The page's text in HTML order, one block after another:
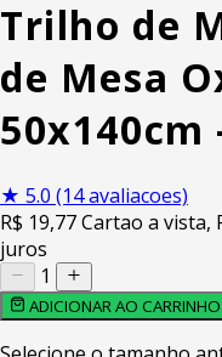
Trilho de
de Mesa
50x140cm
★ 5.0 (14 avaliacoes)
R$ 19,77Cartao a vista,
juros
1
ADICIONAR AO CARRINHO